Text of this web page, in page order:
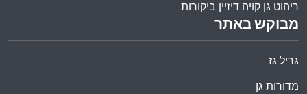
מבוקש באתר
גריל גז
מדורות גן
ריהוט גן קויה דיזיין ביקורות